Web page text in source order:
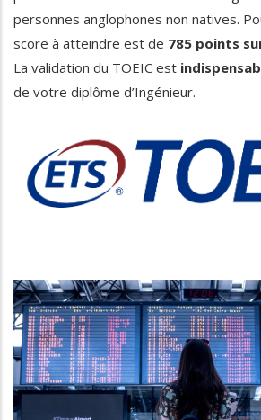
personnes anglophones non natives.
score à atteindre est de 785 points
La validation du TOEIC est
de votre diplôme d’Ingénieur.